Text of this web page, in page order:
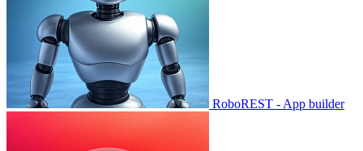
RoboREST - App builder